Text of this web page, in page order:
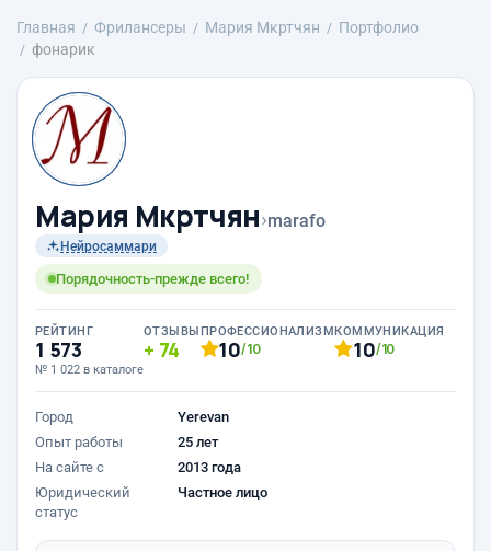
Главная Фрилансеры Mария Мкртчян
Портфолио
фонарик
Mария Мкртчян›marafo
Нейросаммари
Порядочность-прежде всего!
РЕЙТИНГ
1 573
№ 1 022 в каталоге
ОТЗЫВЫ
74
ПРОФЕССИОНАЛИЗМ
10/10
КОММУНИКАЦИЯ
10/10
Город
Yerevan
Опыт работы
25 лет
На сайте с
2013 года
Юридический
статус
Частное лицо